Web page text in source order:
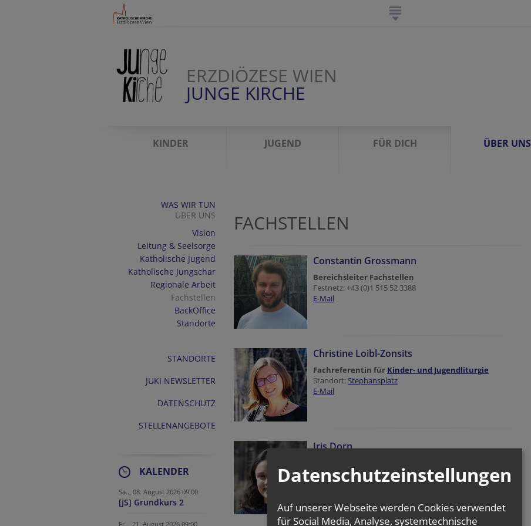
ERZDIÖZESE WIEN
JUNGE KIRCHE
KINDER JUGEND FÜR DICH ÜBER UNS
WAS WIR TUN
ÜBER UNS
Vision
Leitung & Seelsorge
Katholische Jugend
Katholische Jungschar
Regionale Arbeit
Fachstellen
BackOffice
Standorte
STANDORTE
JUKI NEWSLETTER
DATENSCHUTZ
STELLENANGEBOTE
KALENDER
Sa.., 08. August 2026 09:00
[JS] Grundkurs 2
Fr.., 21. August 2026 09:00
FACHSTELLEN
Constantin Grossmann
Bereichsleiter Fachstellen
Festnetz: +43 (0)1 515 52 3388
E-Mail
Christine Loibl-Zonsits
Fachreferentin für Kinder- und Jugendliturgie
Standort: Stephansplatz
E-Mail
Iris Dorn
Standort:Stephansplatz
Festnetz: +43 (0)1 515 52 3378
Datenschutzeinstellungen
Auf unserer Webseite werden Cookies verwendet
für Social Media, Analyse, systemtechnische